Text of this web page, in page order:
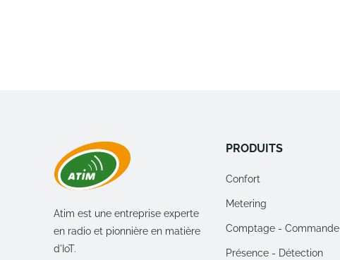
Atim est une entreprise experte
en radio et pionnière en matière
d'IoT.
PRODUITS
Confort
Metering
Comptage - Commande
Présence - Détection